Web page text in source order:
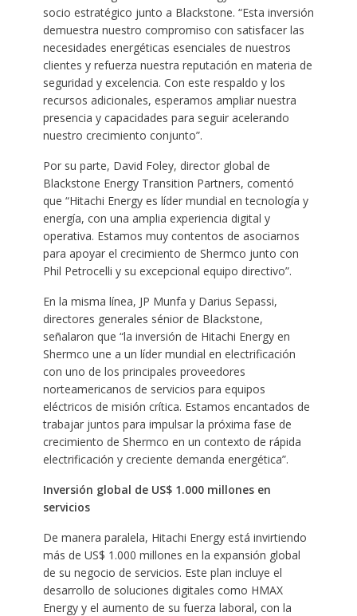
socio estratégico junto a Blackstone. “Esta inversión
demuestra nuestro compromiso con satisfacer las
necesidades energéticas esenciales de nuestros
clientes y refuerza nuestra reputación en materia de
seguridad y excelencia. Con este respaldo y los
recursos adicionales, esperamos ampliar nuestra
presencia y capacidades para seguir acelerando
nuestro crecimiento conjunto”.
Por su parte, David Foley, director global de
Blackstone Energy Transition Partners, comentó
que “Hitachi Energy es líder mundial en tecnología y
energía, con una amplia experiencia digital y
operativa. Estamos muy contentos de asociarnos
para apoyar el crecimiento de Shermco junto con
Phil Petrocelli y su excepcional equipo directivo”.
En la misma línea, JP Munfa y Darius Sepassi,
directores generales sénior de Blackstone,
señalaron que “la inversión de Hitachi Energy en
Shermco une a un líder mundial en electrificación
con uno de los principales proveedores
norteamericanos de servicios para equipos
eléctricos de misión crítica. Estamos encantados de
trabajar juntos para impulsar la próxima fase de
crecimiento de Shermco en un contexto de rápida
electrificación y creciente demanda energética”.
Inversión global de US$ 1.000 millones en
servicios
De manera paralela, Hitachi Energy está invirtiendo
más de US$ 1.000 millones en la expansión global
de su negocio de servicios. Este plan incluye el
desarrollo de soluciones digitales como HMAX
Energy y el aumento de su fuerza laboral, con la